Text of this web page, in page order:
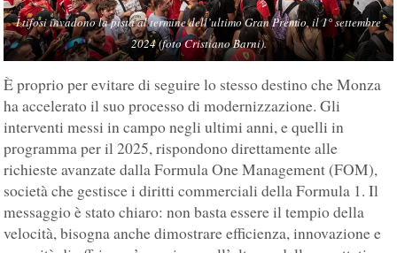
I tifosi invadono la pista al termine dell’ultimo Gran Premio, il 1° settembre
2024 (foto Cristiano Barni).
È proprio per evitare di seguire lo stesso destino che Monza
ha accelerato il suo processo di modernizzazione. Gli
interventi messi in campo negli ultimi anni, e quelli in
programma per il 2025, rispondono direttamente alle
richieste avanzate dalla Formula One Management (FOM),
società che gestisce i diritti commerciali della Formula 1. Il
messaggio è stato chiaro: non basta essere il tempio della
velocità, bisogna anche dimostrare efficienza, innovazione e